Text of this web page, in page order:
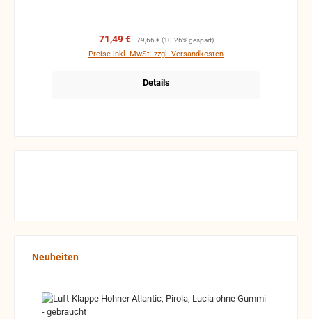
Verkaufspreis:
71,49 € Regulärer Preis:
79,66 € (10.26% gespart)
Preise inkl. MwSt. zzgl. Versandkosten
Details
Produktgalerie überspringen
Neuheiten